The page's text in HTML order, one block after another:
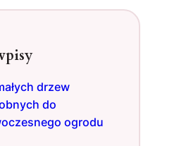
drzew
do
ogrodu